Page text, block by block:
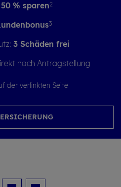
50 % sparen2
3
3 Schäden frei
nach Antragstellung
der verlinkten Seite